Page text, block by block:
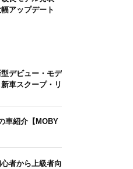
アップデート
型デビュー・モデ
車スクープ・リ
車紹介【MOBY
心者から上級者向